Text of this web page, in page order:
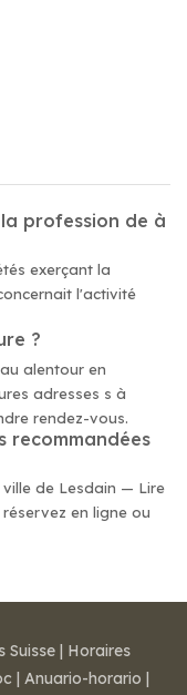
profession de à
exerçant la
l'activité
?
alentour en
adresses s à
rendez-vous.
recommandées
ville de Lesdain — Lire
en ligne ou
Suisse | Horaires
| Anuario-horario |